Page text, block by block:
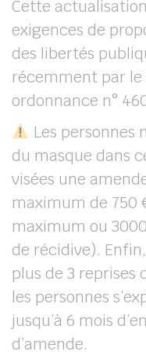
Cette
exigences de
des libertés
récemment par le
ordonnance n°
Les personnes
du masque dans
visées une
maximum de 750
maximum ou
de récidive).
plus de 3 reprises
les personnes
jusqu’à 6 mois
d’amende.